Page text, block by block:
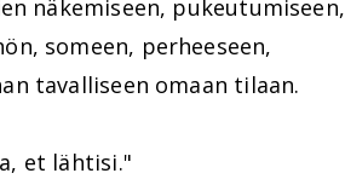
näkemiseen, pukeutumiseen,
someen, perheeseen,
tavalliseen omaan tilaan.
et lähtisi."